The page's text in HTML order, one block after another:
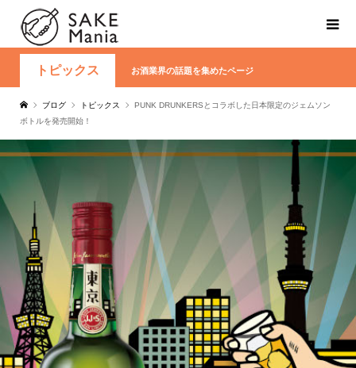
トピックス お酒業界の話題を集めたページ
ブログ トピックス
PUNK DRUNKERSとコラボした日本限定のジェムソン
ボトルを発売開始！